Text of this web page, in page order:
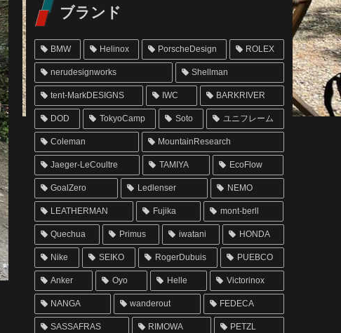
ブランド
BMW Helinox PorscheDesign ROLEX
nerudesignworks Shellman
tent-MarkDESIGNS IWC BARKRIVER
DOD TokyoCamp Soto ユニフレーム
Coleman MountainResearch
Jaeger-LeCoultre TAMIYA EcoFlow
GoalZero Ledlenser NEMO
LEATHERMAN Fujika mont-berll
Quechua Primus iwatani HONDA
Nike SEIKO RogerDubuis PUEBCO
Anker Oyo Helle Victorinox
NANGA wanderout FEDECA
SASSAFRAS RIMOWA PETZL